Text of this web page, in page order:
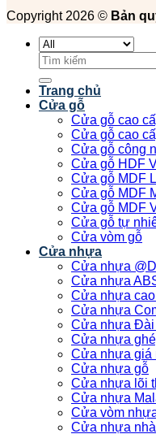
Copyright 2026 © Bản
Tìm
kiếm:
Trang chủ
Cửa gỗ
Cửa gỗ cao
Cửa gỗ cao
Cửa gỗ công
Cửa gỗ HDF
Cửa gỗ MDF
Cửa gỗ MDF
Cửa gỗ MDF
Cửa gỗ tự
Cửa vòm gỗ
Cửa nhựa
Cửa nhựa
Cửa nhựa
Cửa nhựa
Cửa nhựa
Cửa nhựa Đài
Cửa nhựa
Cửa nhựa giá
Cửa nhựa gỗ
Cửa nhựa lõi
Cửa nhựa
Cửa vòm
Cửa nhựa